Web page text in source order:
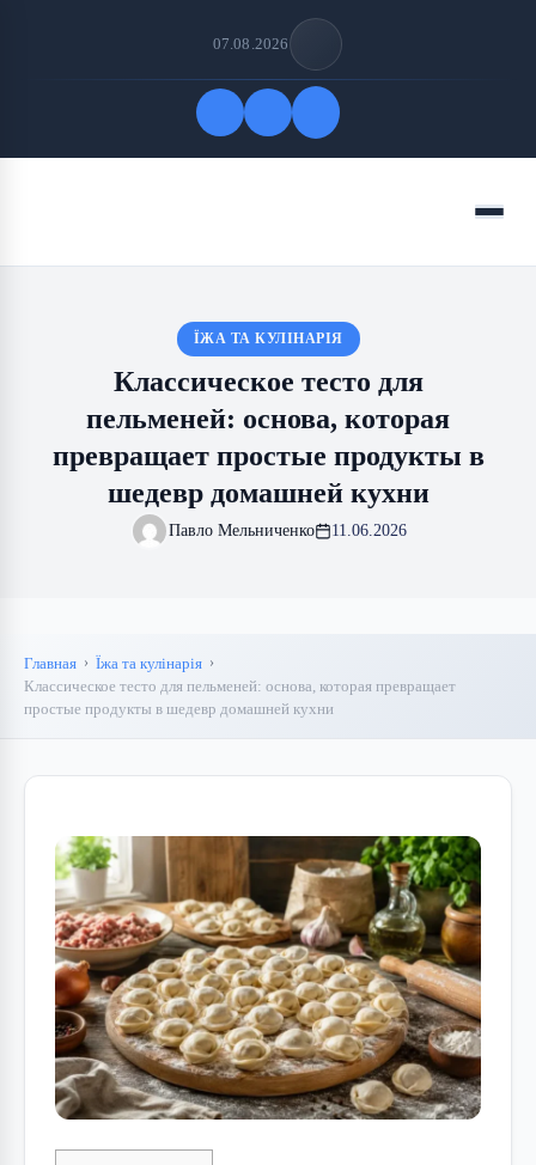
07.08.2026
Меню
ЇЖА ТА КУЛІНАРІЯ
Классическое тесто для
пельменей: основа, которая
превращает простые продукты в
шедевр домашней кухни
Павло Мельниченко 11.06.2026
Главная
Їжа та кулінарія
Классическое тесто для пельменей: основа, которая превращает
простые продукты в шедевр домашней кухни